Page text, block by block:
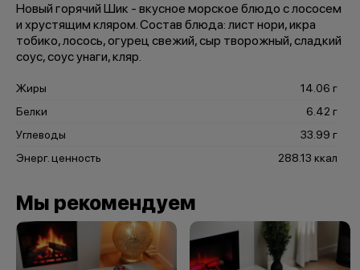
Новый горячий Шик - вкусное морское блюдо с лососем
и хрустящим кляром. Состав блюда: лист нори, икра
тобико, лосось, огурец свежий, сыр творожный, сладкий
соус, соус унаги, кляр.
Жиры
14.06 г
Белки
6.42 г
Углеводы
33.99 г
Энерг. ценность
288.13 ккал
Мы рекомендуем